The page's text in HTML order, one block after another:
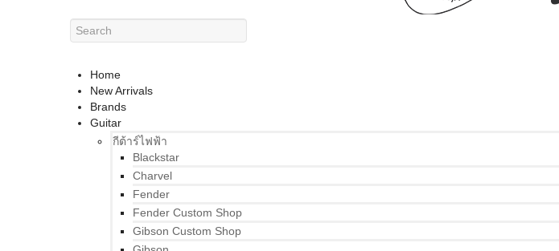
Home
New Arrivals
Brands
Guitar
กีต้าร์ไฟฟ้า
Blackstar
Charvel
Fender
Fender Custom Shop
Gibson Custom Shop